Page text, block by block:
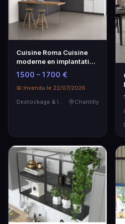
Cuisine Roma Cuisine
moderne en implantation
linéaire 5,5 m
1 500 – 1 700 €
📅 Invendu le 22/07/2026
Destockage & Invendus
Chantilly